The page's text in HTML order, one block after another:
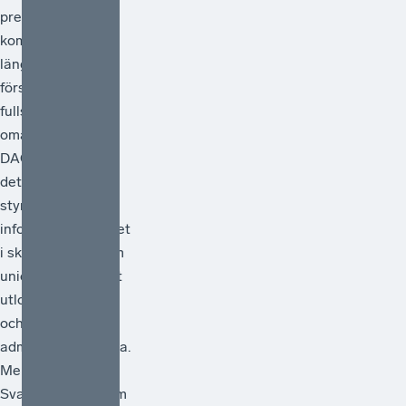
presenterade EU-
kommissionen sitt
länge väntade
förslag på en
fullständig
omarbetning av
DAC-direktivet –
det regelverk som
styr
informationsutbytet
i skattefrågor inom
unionen. Förslaget
utlovar förenkling
och minskad
administrativ börda.
Men räcker det?
Svaret, för den som